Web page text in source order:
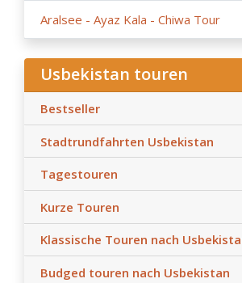
vorübergehend für Delegationen
gesperrt werden können.
- Check-in: 14:00 Uhr, Check-out:
Check-in/späterer Check-out ist
nicht anders angegeben.
- Bitte beachten Sie, dass die
Grundkenntnisse in Englisch haben.
- Alle Änderungen des
Transferzeiten in Abhängigkeit
werden.
- Bitte beachten Sie, dass
Verfügbarkeit von Zugtickets und
Transfers mit dem Auto ersetzt
Aralsee - Ayaz Kala - Chiwa Tour
Usbekistan touren
Bestseller
Stadtrundfahrten Usbekistan
Tagestouren
Kurze Touren
Klassische Touren nach
Budged touren nach Usbekistan